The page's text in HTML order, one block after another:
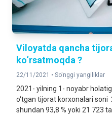
Viloyatda qancha
ko‘rsatmoqda ?
22/11/2021 • So'nggi yangiliklar
2021- yilning 1- noyabr
o‘tgan tijorat korxonalari soni
shundan 93,8 % yoki 21 723